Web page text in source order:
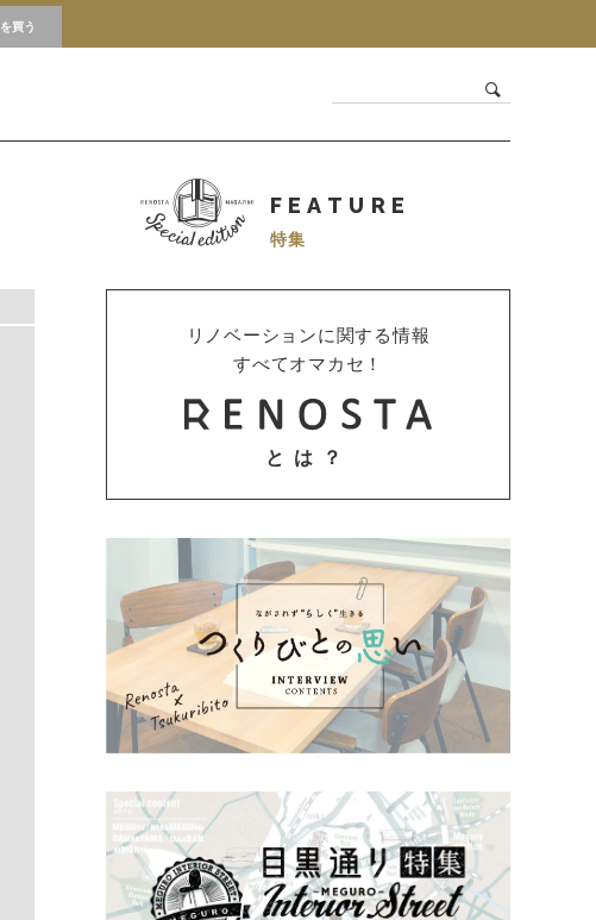
を買う
FEATURE
特集
リノベーションに関する情報
すべてオマカセ！
とは？